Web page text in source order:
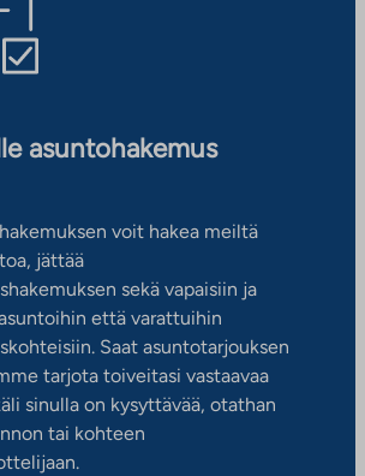
asuntohakemus
voit hakea meiltä
jättää
sekä vapaisiin ja
että varattuihin
Saat asuntotarjouksen
tarjota toiveitasi vastaavaa
sinulla on kysyttävää, otathan
tai kohteen